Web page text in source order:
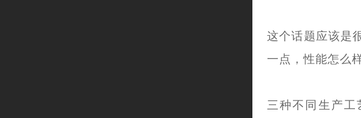
这个话题应该是
一点，性能怎么
三种不同生产